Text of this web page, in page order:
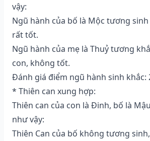
vậy:
Ngũ hành của bố là Mộc tương sinh
rất tốt.
Ngũ hành của mẹ là Thuỷ tương
con, không tốt.
Đánh giá điểm ngũ hành sinh khắc:
* Thiên can xung hợp:
Thiên can của con là Đinh, bố là
như vậy:
Thiên Can của bố không tương